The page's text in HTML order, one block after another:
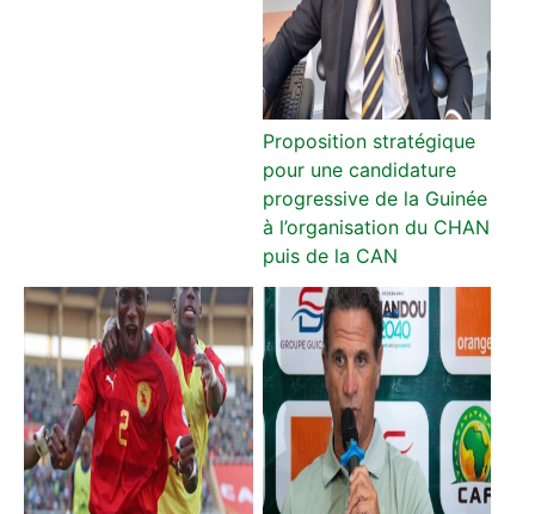
Proposition stratégique
pour une candidature
progressive de la Guinée
à l’organisation du CHAN
puis de la CAN